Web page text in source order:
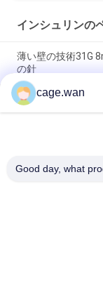
インシュリンの
薄い壁の技術31G
の針
セリウムはインシ
な糖尿病性のペン
家庭でのインシュ
cage.wan
Good day, what